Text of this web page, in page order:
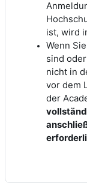
ist, wird
Wenn
sind
nicht in
vor dem
der